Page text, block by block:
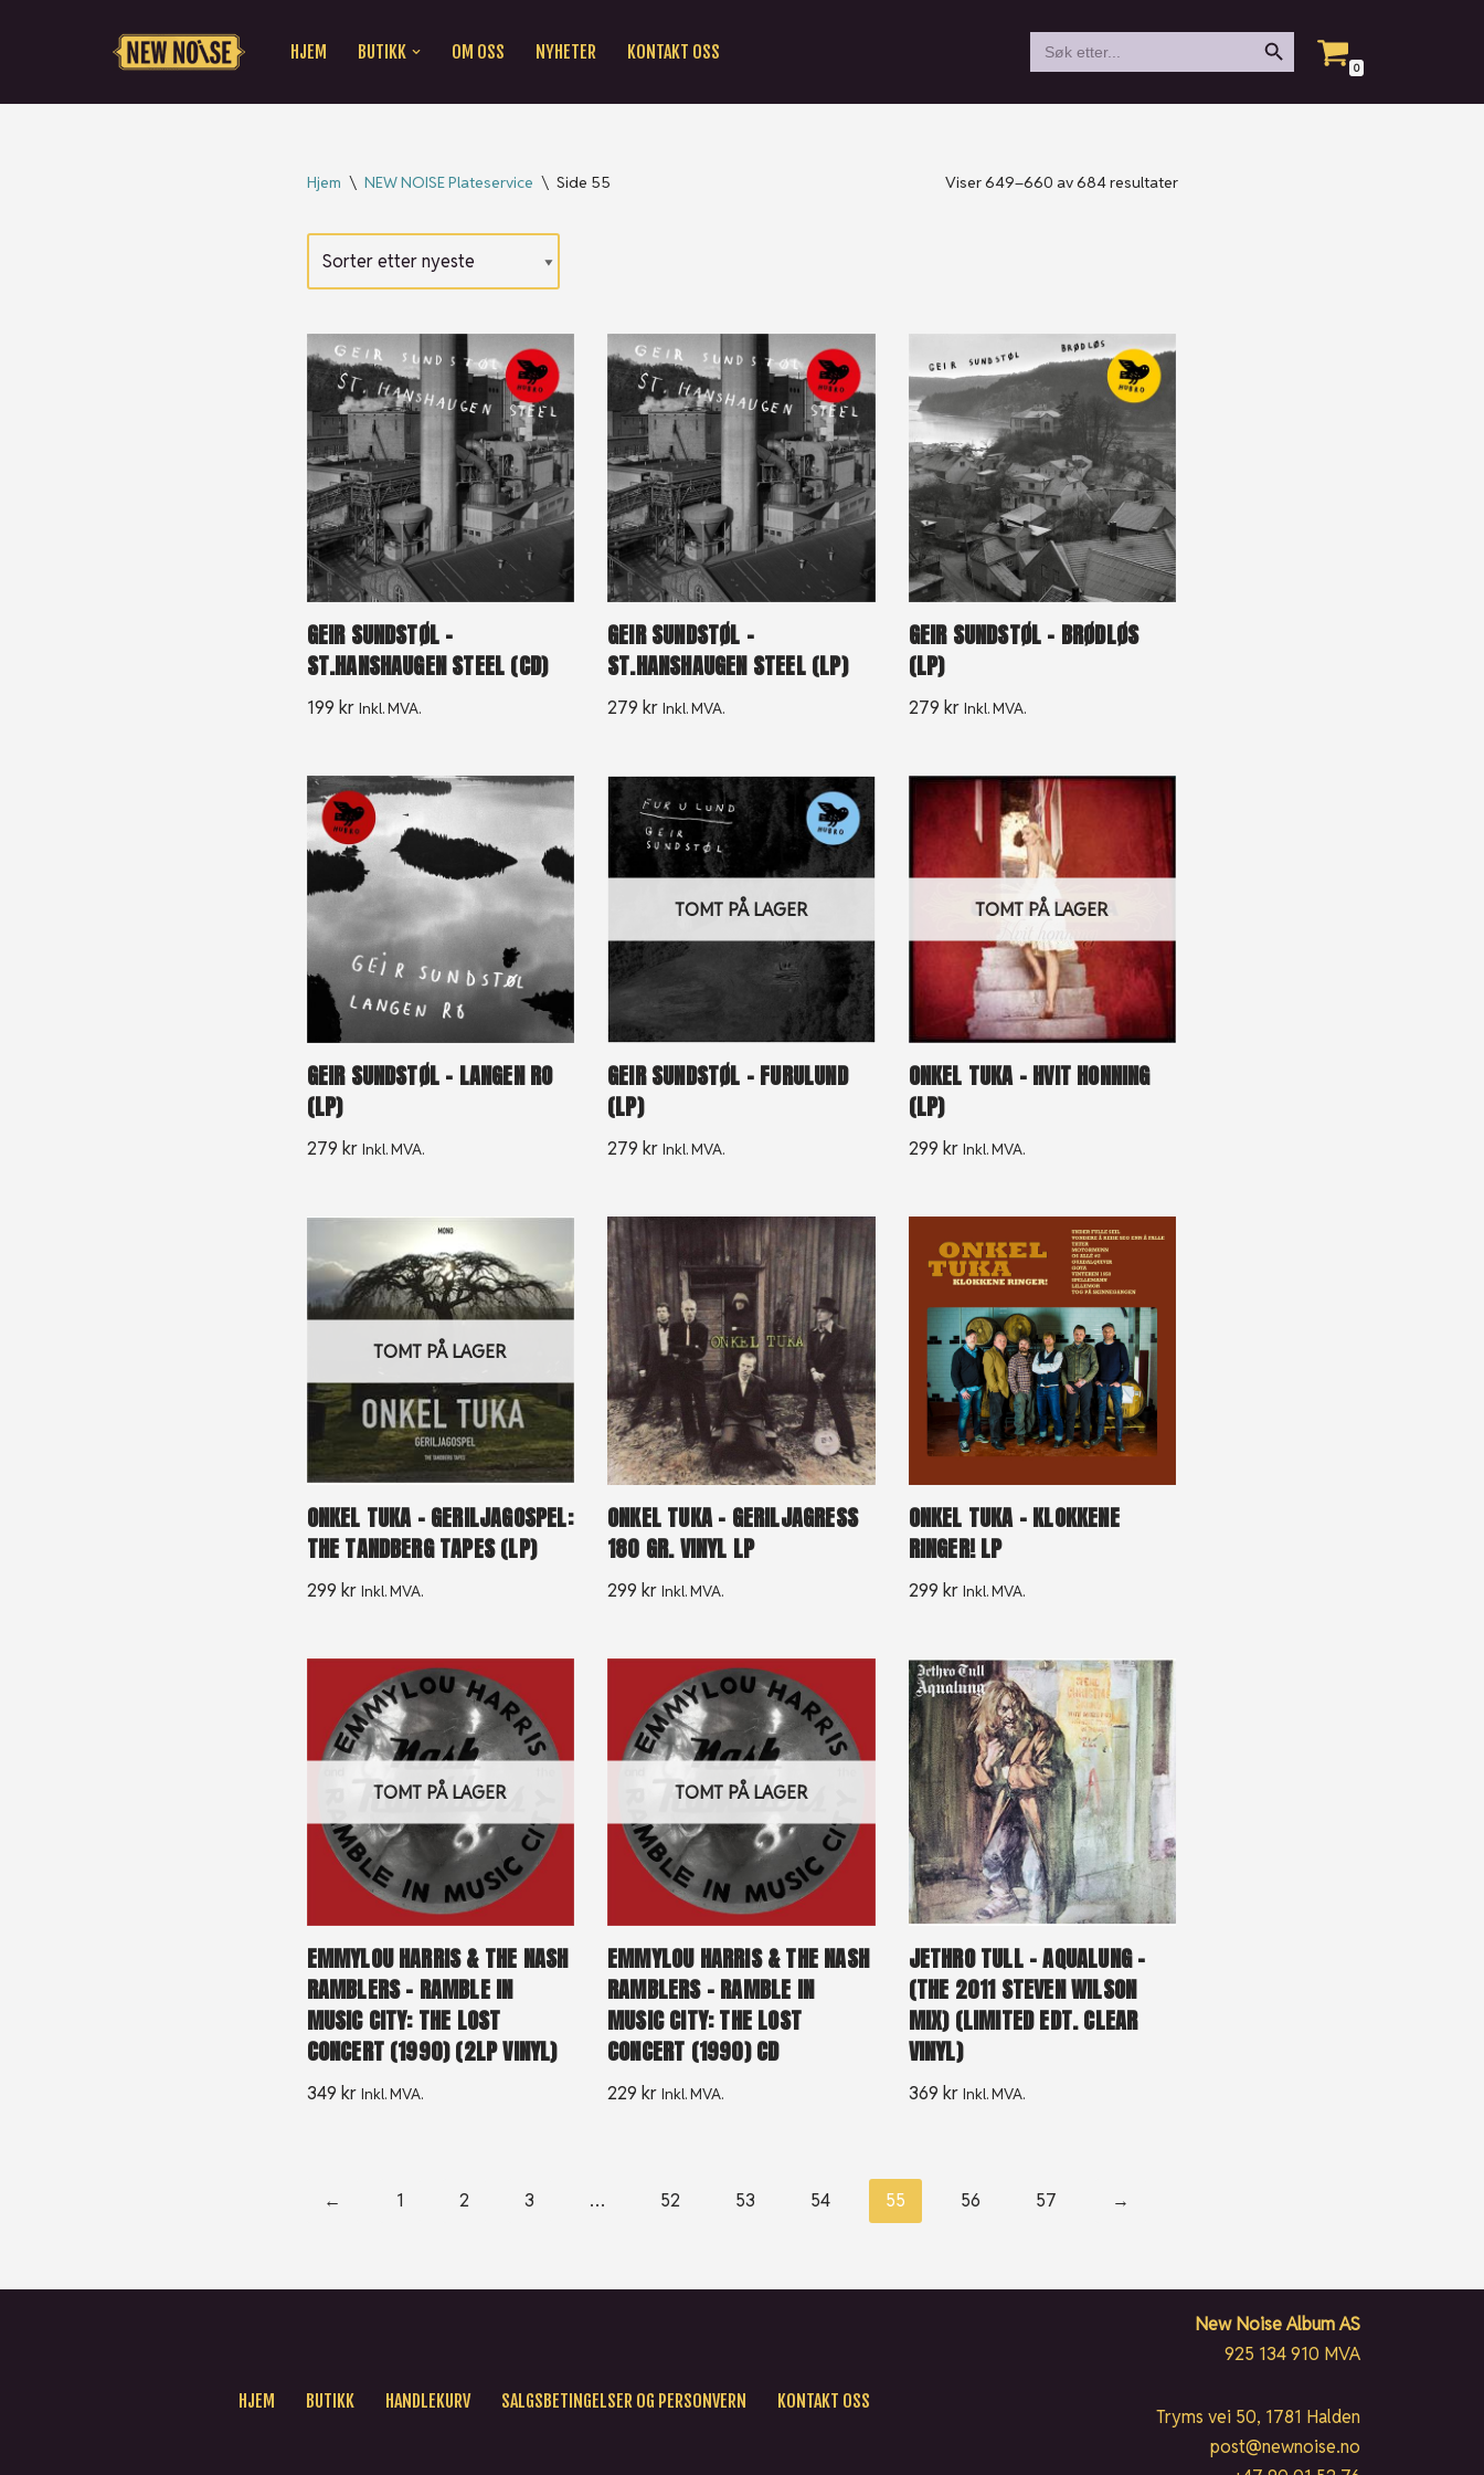
HJEM BUTIKK OM OSS NYHETER KONTAKT OSS
Search
for:
Search Button
0
Hjem \ NEW NOISE Plateservice \ Side 55 Viser 649–660 av 684 resultater
GEIR SUNDSTØL –
ST.HANSHAUGEN STEEL (CD)
199 kr Inkl. MVA.
GEIR SUNDSTØL –
ST.HANSHAUGEN STEEL (LP)
279kr Inkl. MVA.
GEIR SUNDSTØL – BRØDLØS
(LP)
279 kr Inkl. MVA.
GEIR SUNDSTØL – LANGEN RO
(LP)
279 kr Inkl. MVA.
TOMT PÅ LAGER
GEIR SUNDSTØL – FURULUND
(LP)
279kr Inkl. MVA.
TOMT PÅ LAGER
ONKEL TUKA – HVIT HONNING
(LP)
299 kr Inkl. MVA.
TOMT PÅ LAGER
ONKEL TUKA – GERILJAGOSPEL:
THE TANDBERG TAPES (LP)
299 kr Inkl. MVA.
ONKEL TUKA – GERILJAGRESS
180 GR. VINYL LP
299kr Inkl. MVA.
ONKEL TUKA – KLOKKENE
RINGER! LP
299 kr Inkl. MVA.
TOMT PÅ LAGER
EMMYLOU HARRIS & THE NASH
RAMBLERS – RAMBLE IN
MUSIC CITY: THE LOST
CONCERT (1990) (2LP VINYL)
349 kr Inkl. MVA.
TOMT PÅ LAGER
EMMYLOU HARRIS & THE NASH
RAMBLERS – RAMBLE IN
MUSIC CITY: THE LOST
CONCERT (1990) CD
229kr Inkl. MVA.
JETHRO TULL – AQUALUNG –
(THE 2011 STEVEN WILSON
MIX) (LIMITED EDT. CLEAR
VINYL)
369 kr Inkl. MVA.
← 1 2 3 … 52 53 54 55 56 57 →
HJEM BUTIKK HANDLEKURV SALGSBETINGELSER OG PERSONVERN KONTAKT OSS
New Noise Album AS
925 134 910 MVA
Tryms vei 50, 1781 Halden
post@newnoise.no